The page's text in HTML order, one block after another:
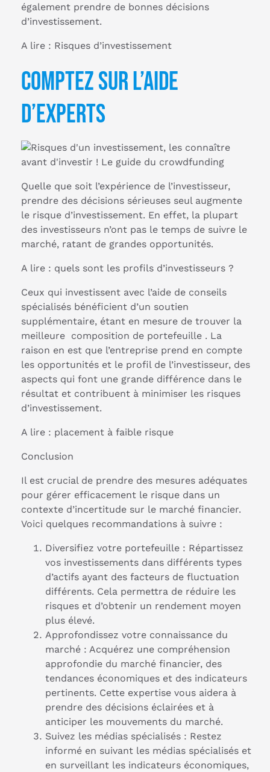
également prendre de bonnes décisions
d’investissement.
A lire : Risques d’investissement
Comptez sur l’aide
d’experts
Quelle que soit l’expérience de l’investisseur,
prendre des décisions sérieuses seul augmente
le risque d’investissement. En effet, la plupart
des investisseurs n’ont pas le temps de suivre le
marché, ratant de grandes opportunités.
A lire : quels sont les profils d’investisseurs ?
Ceux qui investissent avec l’aide de conseils
spécialisés bénéficient d’un soutien
supplémentaire, étant en mesure de trouver la
meilleure composition de portefeuille . La
raison en est que l’entreprise prend en compte
les opportunités et le profil de l’investisseur, des
aspects qui font une grande différence dans le
résultat et contribuent à minimiser les risques
d’investissement.
A lire : placement à faible risque
Conclusion
Il est crucial de prendre des mesures adéquates
pour gérer efficacement le risque dans un
contexte d’incertitude sur le marché financier.
Voici quelques recommandations à suivre :
Diversifiez votre portefeuille : Répartissez
vos investissements dans différents types
d’actifs ayant des facteurs de fluctuation
différents. Cela permettra de réduire les
risques et d’obtenir un rendement moyen
plus élevé.
Approfondissez votre connaissance du
marché : Acquérez une compréhension
approfondie du marché financier, des
tendances économiques et des indicateurs
pertinents. Cette expertise vous aidera à
prendre des décisions éclairées et à
anticiper les mouvements du marché.
Suivez les médias spécialisés : Restez
informé en suivant les médias spécialisés et
en surveillant les indicateurs économiques,